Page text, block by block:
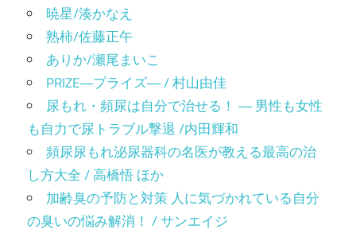
暁星/湊かなえ
熟柿/佐藤正午
ありか/瀬尾まいこ
PRIZE―プライズ― / 村山由佳
尿もれ・頻尿は自分で治せる！ ― 男性も女性
も自力で尿トラブル撃退 /内田輝和
頻尿尿もれ泌尿器科の名医が教える最高の治
し方大全 / 高橋悟 ほか
加齢臭の予防と対策 人に気づかれている自分
の臭いの悩み解消！ / サンエイジ